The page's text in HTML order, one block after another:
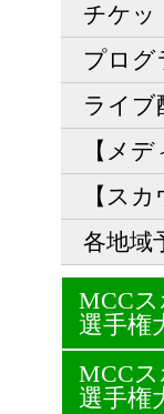
チケ
プログ
ライブ
【メ
【ス
各地域
MCCス
選手権
MCCス
選手権